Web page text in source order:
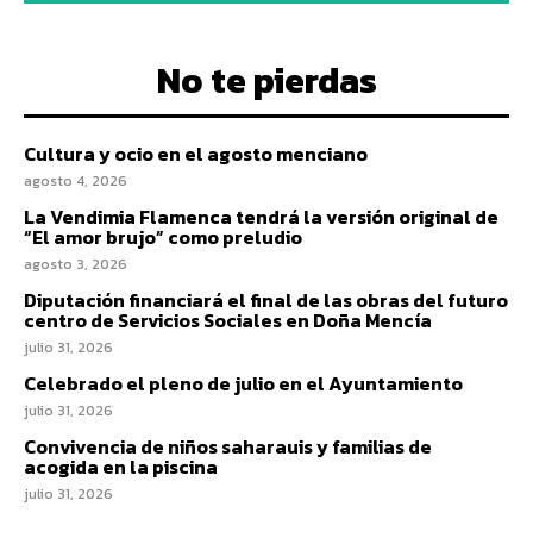
No te pierdas
Cultura y ocio en el agosto menciano
agosto 4, 2026
La Vendimia Flamenca tendrá la versión original de
“El amor brujo” como preludio
agosto 3, 2026
Diputación financiará el final de las obras del futuro
centro de Servicios Sociales en Doña Mencía
julio 31, 2026
Celebrado el pleno de julio en el Ayuntamiento
julio 31, 2026
Convivencia de niños saharauis y familias de
acogida en la piscina
julio 31, 2026